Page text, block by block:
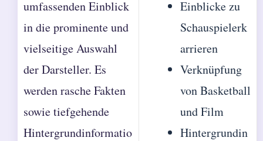
umfassenden Einblick
in die prominente und
vielseitige Auswahl
der Darsteller. Es
werden rasche Fakten
sowie tiefgehende
Hintergrundinformatio
Einblicke zu
Schauspielerk
arrieren
Verknüpfung
von Basketball
und Film
Hintergrundin